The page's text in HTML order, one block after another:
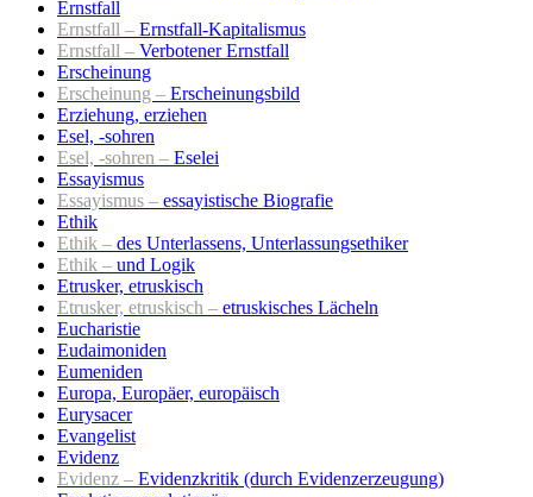
Ernstfall
Ernstfall – Ernstfall-Kapitalismus
Ernstfall – Verbotener Ernstfall
Erscheinung
Erscheinung – Erscheinungsbild
Erziehung, erziehen
Esel, -sohren
Esel, -sohren – Eselei
Essayismus
Essayismus – essayistische Biografie
Ethik
Ethik – des Unterlassens, Unterlassungsethiker
Ethik – und Logik
Etrusker, etruskisch
Etrusker, etruskisch – etruskisches Lächeln
Eucharistie
Eudaimoniden
Eumeniden
Europa, Europäer, europäisch
Eurysacer
Evangelist
Evidenz
Evidenz – Evidenzkritik (durch Evidenzerzeugung)